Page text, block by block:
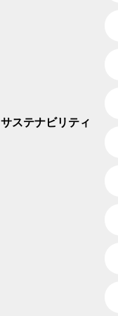
サステナビリティ